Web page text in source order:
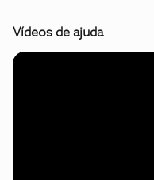
Vídeos de ajuda